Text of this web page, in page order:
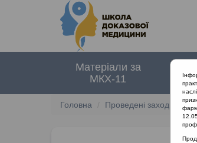
Матеріали за
МКХ-11
Головна Проведені заходи